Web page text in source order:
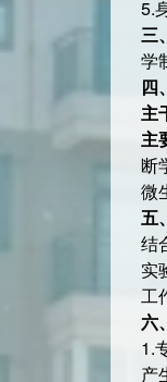
5.
三
学
四
主
主
断
微
五、
结
实
工
六
1.
产